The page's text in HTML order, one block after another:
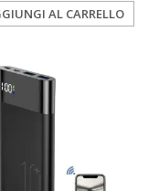
AL CARRELLO